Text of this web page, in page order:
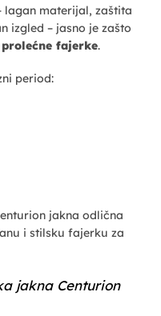
lagan materijal, zaštita
izgled – jasno je zašto
prolećne fajerke.
period:
jakna odlična
i stilsku fajerku za
jakna Centurion